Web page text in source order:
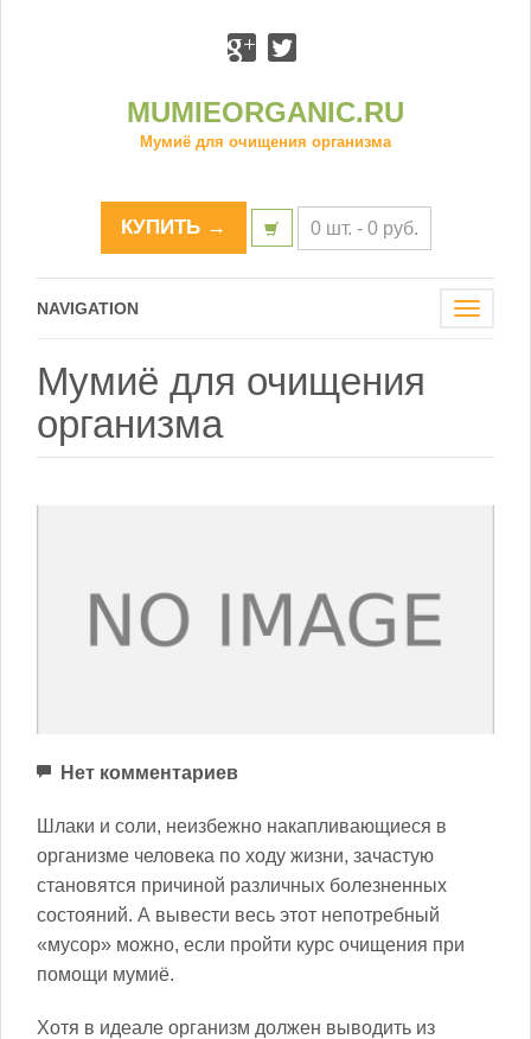
MUMIEORGANIC.RU
Мумиё для очищения организма
КУПИТЬ → 0 шт. - 0 руб.
Toggle
NAVIGATION
Мумиё для очищения
организма
Нет комментариев
Шлаки и соли, неизбежно накапливающиеся в
организме человека по ходу жизни, зачастую
становятся причиной различных болезненных
состояний. А вывести весь этот непотребный
«мусор» можно, если пройти курс очищения при
помощи мумиё.
Хотя в идеале организм должен выводить из